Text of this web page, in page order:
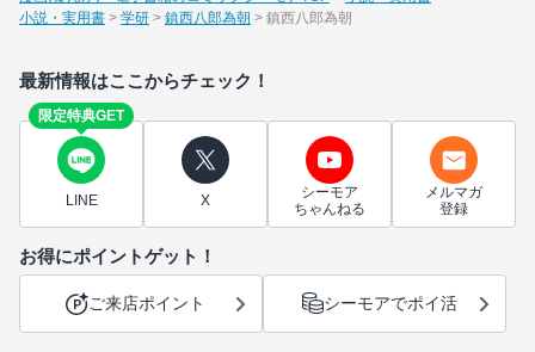
小説・実用書
学研 鎮西八郎為朝 鎮西八郎為朝
最新情報はここからチェック！
限定特典GET
LINE X
シーモア
ちゃんねる
メルマガ
登録
お得にポイントゲット！
ご来店ポイント シーモアでポイ活